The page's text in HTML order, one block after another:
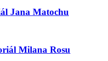
Jana Matochu
Milana Rosu